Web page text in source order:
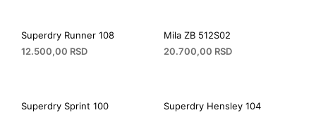
Superdry Runner 108
12.500,00 RSD
Mila ZB 512S02
20.700,00 RSD
Superdry Sprint 100
Superdry Hensley 104